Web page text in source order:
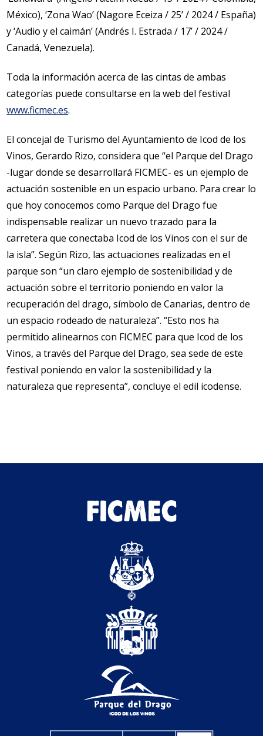
México), ‘Zona Wao’ (Nagore Eceiza / 25’ / 2024 / España)
y ‘Audio y el caimán’ (Andrés I. Estrada / 17’ / 2024 /
Canadá, Venezuela).
Toda la información acerca de las cintas de ambas
categorías puede consultarse en la web del festival
www.ficmec.es.
El concejal de Turismo del Ayuntamiento de Icod de los
Vinos, Gerardo Rizo, considera que “el Parque del Drago
-lugar donde se desarrollará FICMEC- es un ejemplo de
actuación sostenible en un espacio urbano. Para crear lo
que hoy conocemos como Parque del Drago fue
indispensable realizar un nuevo trazado para la
carretera que conectaba Icod de los Vinos con el sur de
la isla”. Según Rizo, las actuaciones realizadas en el
parque son “un claro ejemplo de sostenibilidad y de
actuación sobre el territorio poniendo en valor la
recuperación del drago, símbolo de Canarias, dentro de
un espacio rodeado de naturaleza”. “Esto nos ha
permitido alinearnos con FICMEC para que Icod de los
Vinos, a través del Parque del Drago, sea sede de este
festival poniendo en valor la sostenibilidad y la
naturaleza que representa”, concluye el edil icodense.